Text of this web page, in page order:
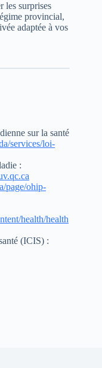
les surprises
provincial,
adaptée à vos
sur la santé
services/loi-
:
page/ohip-
health/health
(ICIS) :